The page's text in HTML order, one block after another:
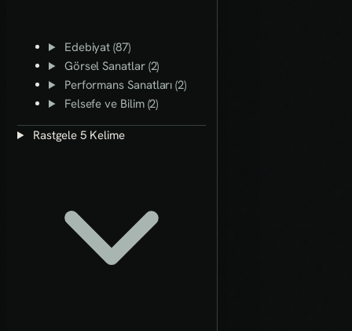
Edebiyat (87)
Görsel Sanatlar (2)
Performans Sanatları (2)
Felsefe ve Bilim (2)
Rastgele 5 Kelime